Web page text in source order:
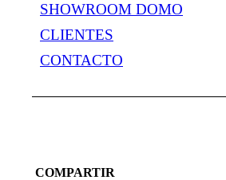
SHOWROOM DOMO
CLIENTES
CONTACTO
COMPARTIR